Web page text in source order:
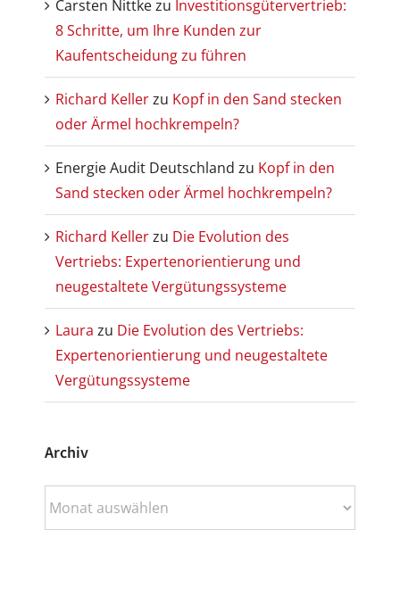
Carsten Nittkezu Investitionsgütervertrieb:
8 Schritte, um Ihre Kunden zur
Kaufentscheidung zu führen
Richard Kellerzu Kopf in den Sand stecken
oder Ärmel hochkrempeln?
Energie Audit Deutschland zu Kopf in den
Sand stecken oder Ärmel hochkrempeln?
Richard Kellerzu Die Evolution des
Vertriebs: Expertenorientierung und
neugestaltete Vergütungssysteme
Laura zu Die Evolution des Vertriebs:
Expertenorientierung und neugestaltete
Vergütungssysteme
Archiv